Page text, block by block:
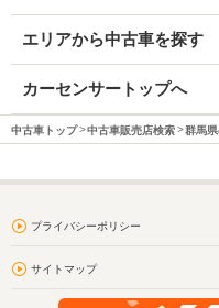
エリアから中古車を探す
カーセンサートップへ
中古車トップ 中古車販売店検索 群馬
プライバシーポリシー
サイトマップ